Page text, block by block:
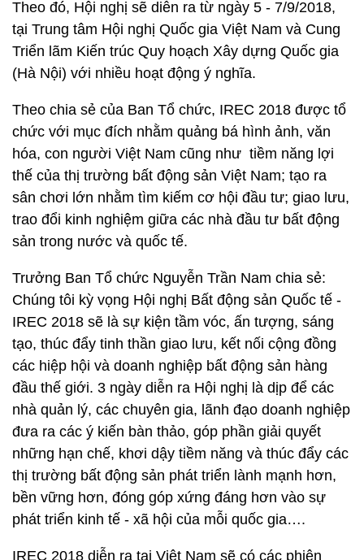
Theo đó, Hội nghị sẽ diễn ra từ ngày 5 - 7/9/2018,
tại Trung tâm Hội nghị Quốc gia Việt Nam và Cung
Triển lãm Kiến trúc Quy hoạch Xây dựng Quốc gia
(Hà Nội) với nhiều hoạt động ý nghĩa.
Theo chia sẻ của Ban Tổ chức, IREC 2018 được tổ
chức với mục đích nhằm quảng bá hình ảnh, văn
hóa, con người Việt Nam cũng như tiềm năng lợi
thế của thị trường bất động sản Việt Nam; tạo ra
sân chơi lớn nhằm tìm kiếm cơ hội đầu tư; giao lưu,
trao đổi kinh nghiệm giữa các nhà đầu tư bất động
sản trong nước và quốc tế.
Trưởng Ban Tổ chức Nguyễn Trần Nam chia sẻ:
Chúng tôi kỳ vọng Hội nghị Bất động sản Quốc tế -
IREC 2018 sẽ là sự kiện tầm vóc, ấn tượng, sáng
tạo, thúc đẩy tinh thần giao lưu, kết nối cộng đồng
các hiệp hội và doanh nghiệp bất động sản hàng
đầu thế giới. 3 ngày diễn ra Hội nghị là dịp để các
nhà quản lý, các chuyên gia, lãnh đạo doanh nghiệp
đưa ra các ý kiến bàn thảo, góp phần giải quyết
những hạn chế, khơi dậy tiềm năng và thúc đẩy các
thị trường bất động sản phát triển lành mạnh hơn,
bền vững hơn, đóng góp xứng đáng hơn vào sự
phát triển kinh tế - xã hội của mỗi quốc gia….
IREC 2018 diễn ra tại Việt Nam sẽ có các phiên